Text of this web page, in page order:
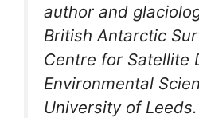
author and
British Antarctic
Centre for Satellite
Environmental
University of Leeds.